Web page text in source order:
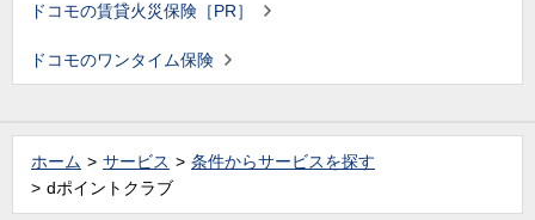
ドコモの賃貸火災保険［PR］
ドコモのワンタイム保険
ホーム サービス
条件からサービスを探す
dポイントクラブ